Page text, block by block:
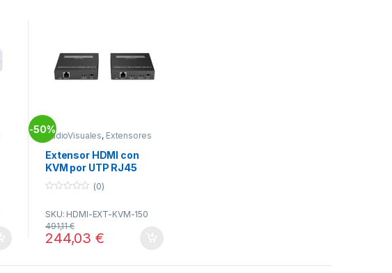
-50%
AudioVisuales, Extensores
AV
Extensor HDMI con
KVM por UTP RJ45
150m max
u
o
f
(0)
SKU: HDMI-EXT-KVM-150
244,03€
491,11€